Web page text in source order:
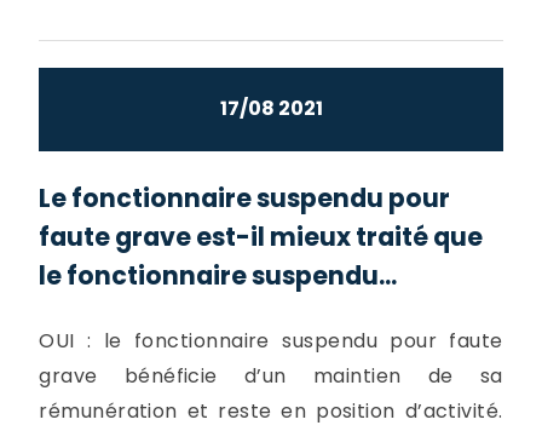
17/08 2021
Le fonctionnaire suspendu pour
faute grave est-il mieux traité que
le fonctionnaire suspendu...
OUI : le fonctionnaire suspendu pour faute
grave bénéficie d’un maintien de sa
rémunération et reste en position d’activité.